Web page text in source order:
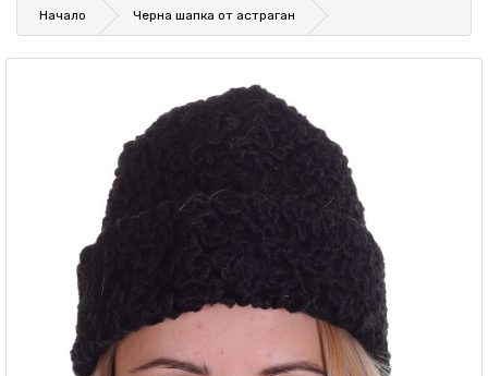
Начало Черна шапка от астраган